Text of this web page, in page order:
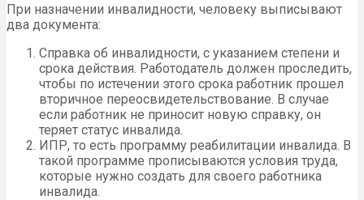
При назначении инвалидности, человеку выписывают
два документа:
Справка об инвалидности, с указанием степени и
срока действия. Работодатель должен проследить,
чтобы по истечении этого срока работник прошел
вторичное переосвидетельствование. В случае
если работник не приносит новую справку, он
теряет статус инвалида.
ИПР, то есть программу реабилитации инвалида. В
такой программе прописываются условия труда,
которые нужно создать для своего работника
инвалида.